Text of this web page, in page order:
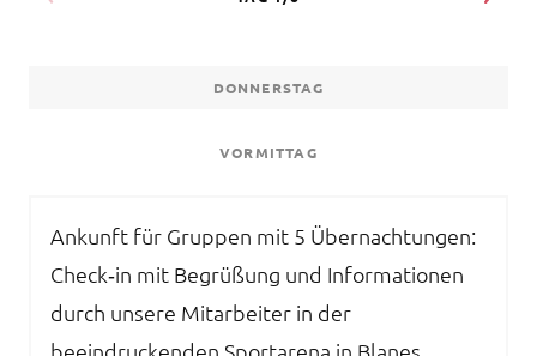
DONNERSTAG
VORMITTAG
Ankunft für Gruppen mit 5 Übernachtungen:
Check‑in mit Begrüßung und Informationen
durch unsere Mitarbeiter in der